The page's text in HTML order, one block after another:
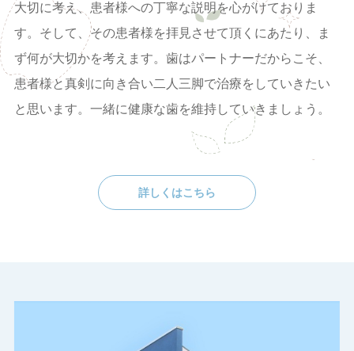
大切に考え、患者様への丁寧な説明を心がけておりま
す。そして、その患者様を拝見させて頂くにあたり、ま
ず何が大切かを考えます。歯はパートナーだからこそ、
患者様と真剣に向き合い二人三脚で治療をしていきたい
と思います。一緒に健康な歯を維持していきましょう。
詳しくはこちら